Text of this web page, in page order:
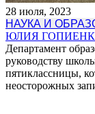
28 июля, 2023
НАУКА И
ЮЛИЯ
Департамент
руководству
пятиклассницы,
неосторожных